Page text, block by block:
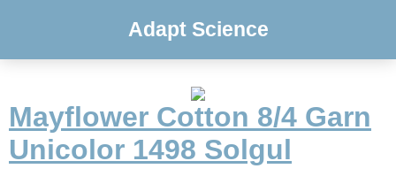
Adapt Science
Mayflower Cotton 8/4 Garn
Unicolor 1498 Solgul